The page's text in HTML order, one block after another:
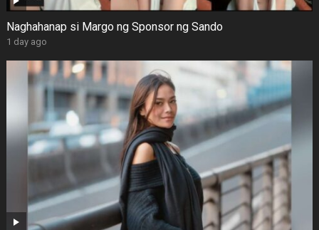
Naghahanap si Margo ng Sponsor ng Sando
1 day ago